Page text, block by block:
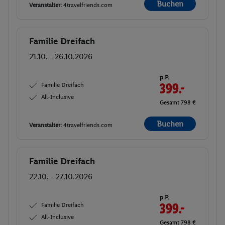
Veranstalter: 4travelfriends.com Buchen
Buchen
Familie Dreifach
21.10. - 26.10.2026
Familie Dreifach
All-Inclusive
p.P.
399.-
Gesamt 798 €
Veranstalter: 4travelfriends.com Buchen
Buchen
Familie Dreifach
22.10. - 27.10.2026
Familie Dreifach
All-Inclusive
p.P.
399.-
Gesamt 798 €